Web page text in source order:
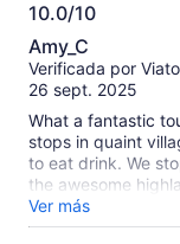
10.0/10
10.0
de
10
Amy_C
Verificada por
26 sept. 2025
What a fantastic
stops in quaint
to eat drink. We
the awesome
munros
knowledgeable
Ver más